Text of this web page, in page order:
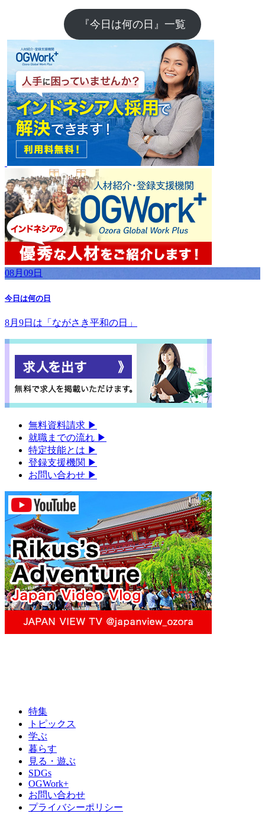
『今日は何の日』一覧
08月09日
今日は何の日
8月9日は「ながさき平和の日」
無料資料請求 ▶︎
就職までの流れ ▶︎
特定技能とは ▶︎
登録支援機関 ▶︎
お問い合わせ ▶︎
特集
トピックス
学ぶ
暮らす
見る・遊ぶ
SDGs
OGWork+
お問い合わせ
プライバシーポリシー